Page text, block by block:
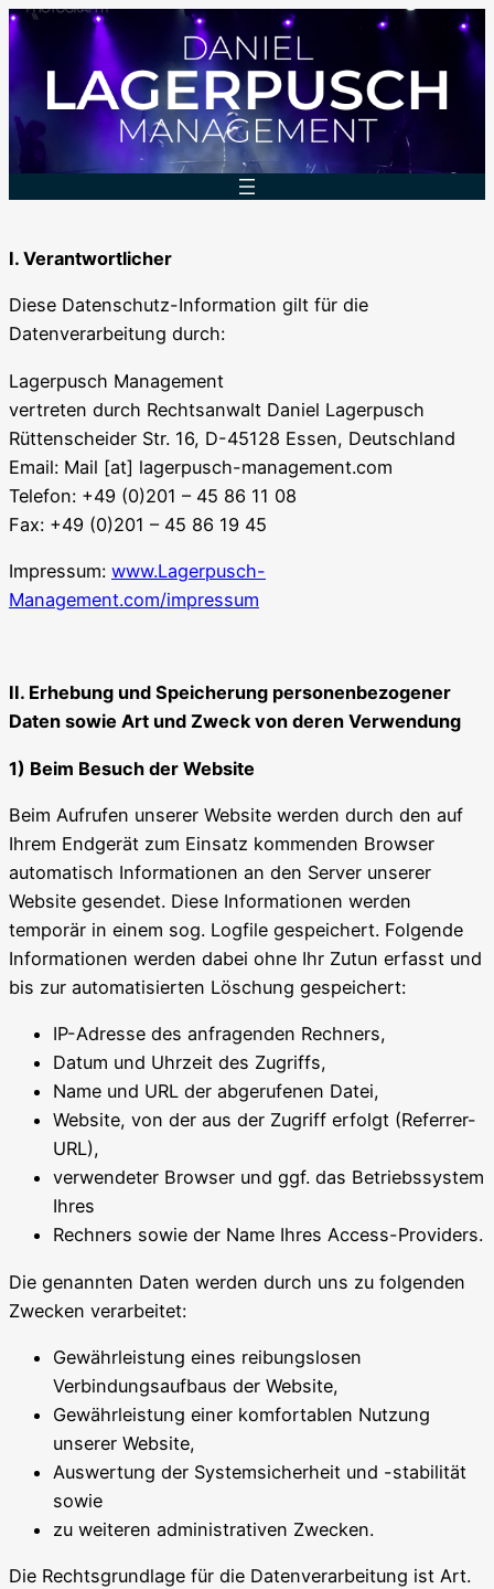
Zum
Inhalt
springen
I. Verantwortlicher
Diese Datenschutz-Information gilt für die
Datenverarbeitung durch:
Lagerpusch Management
vertreten durch Rechtsanwalt Daniel Lagerpusch
Rüttenscheider Str. 16, D-45128 Essen, Deutschland
Email: Mail [at] lagerpusch-management.com
Telefon: +49 (0)201 – 45 86 11 08
Fax: +49 (0)201 – 45 86 19 45
Impressum: www.Lagerpusch-
Management.com/impressum
II. Erhebung und Speicherung personenbezogener
Daten sowie Art und Zweck von deren Verwendung
1) Beim Besuch der Website
Beim Aufrufen unserer Website werden durch den auf
Ihrem Endgerät zum Einsatz kommenden Browser
automatisch Informationen an den Server unserer
Website gesendet. Diese Informationen werden
temporär in einem sog. Logfile gespeichert. Folgende
Informationen werden dabei ohne Ihr Zutun erfasst und
bis zur automatisierten Löschung gespeichert:
IP-Adresse des anfragenden Rechners,
Datum und Uhrzeit des Zugriffs,
Name und URL der abgerufenen Datei,
Website, von der aus der Zugriff erfolgt (Referrer-
URL),
verwendeter Browser und ggf. das Betriebssystem
Ihres
Rechners sowie der Name Ihres Access-Providers.
Die genannten Daten werden durch uns zu folgenden
Zwecken verarbeitet:
Gewährleistung eines reibungslosen
Verbindungsaufbaus der Website,
Gewährleistung einer komfortablen Nutzung
unserer Website,
Auswertung der Systemsicherheit und -stabilität
sowie
zu weiteren administrativen Zwecken.
Die Rechtsgrundlage für die Datenverarbeitung ist Art.